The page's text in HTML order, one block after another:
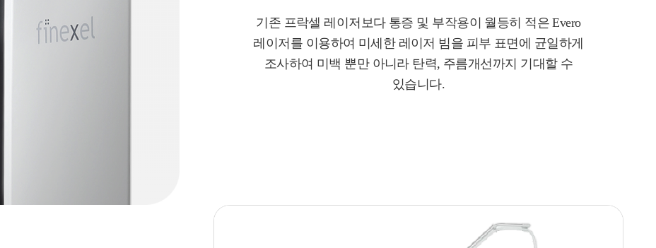
기존 프락셀 레이저보다 통증 및 부작용이 월등히 적은 Evero
레이저를 이용하여 미세한 레이저 빔을 피부 표면에 균일하게
조사하여 미백 뿐만 아니라 탄력, 주름개선까지 기대할 수
있습니다.